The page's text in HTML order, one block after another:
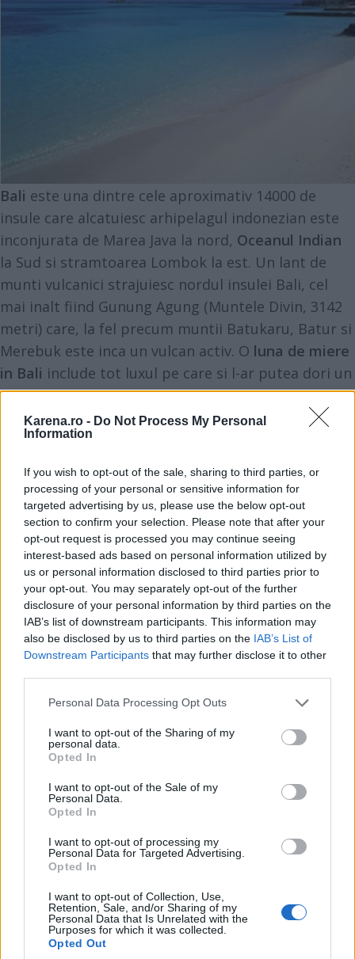
Karena.ro - Do Not Process My Personal
Information
If you wish to opt-out of the sale, sharing to third parties, or
processing of your personal or sensitive information for
targeted advertising by us, please use the below opt-out
section to confirm your selection. Please note that after your
opt-out request is processed you may continue seeing
interest-based ads based on personal information utilized by
us or personal information disclosed to third parties prior to
your opt-out. You may separately opt-out of the further
disclosure of your personal information by third parties on the
IAB’s list of downstream participants. This information may
also be disclosed by us to third parties on the IAB’s List of
Downstream Participants that may further disclose it to other
Please note that this website/app uses one or more Google
not limited to your visit or usage behaviour. You may click to
grant or deny consent to Google and its third-party tags to
use your data for below specified purposes in below Google
consent section.
Personal Data Processing Opt Outs
I want to opt-out of the Sharing of my
personal data.
Opted In
I want to opt-out of the Sale of my
Personal Data.
Opted In
I want to opt-out of processing my
Personal Data for Targeted Advertising.
Opted In
I want to opt-out of Collection, Use,
Retention, Sale, and/or Sharing of my
Personal Data that Is Unrelated with the
Purposes for which it was collected.
Opted Out
Bali este una dintre cele aproximativ 14000 de
insule care alcatuiesc arhipelagul indonezian este
inconjurata de Marea Java la nord, Oceanul Indian
la Sud si stramtoarea Lombok la est. Un lant de
munti vulcanici strajuiesc nordul insulei Bali, cel
mai inalt fiind Gunung Agung (Muntele Divin, 3142
metri) care, la fel precum muntii Batukaru, Batur si
Merebuk este inca un vulcan activ. O luna de miere
in Bali include tot luxul pe care si l-ar putea dori un
cuplu aflat in luna de miere. Micuta insula este un
paradisin adevaratul sens al cuvantului, de o
frumusete pura si incitanta care va fi combustibilul
Vezi și
Imprimeul pe care nu ar trebui să îl
porți niciodată într-o croazieră
Top 5 zodii care se stresează din orice.
Nu știu să trăiască relaxat!
Top 5 tratamente de încercat dacă ai
pielea deshidratată